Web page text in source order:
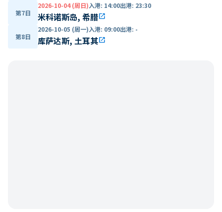
第7日
2026-10-04 (周日)入港: 14:00出港: 23:30
米科诺斯岛, 希腊open_in_new
第8日
2026-10-05 (周一)入港: 09:00出港: -
库萨达斯, 土耳其open_in_new